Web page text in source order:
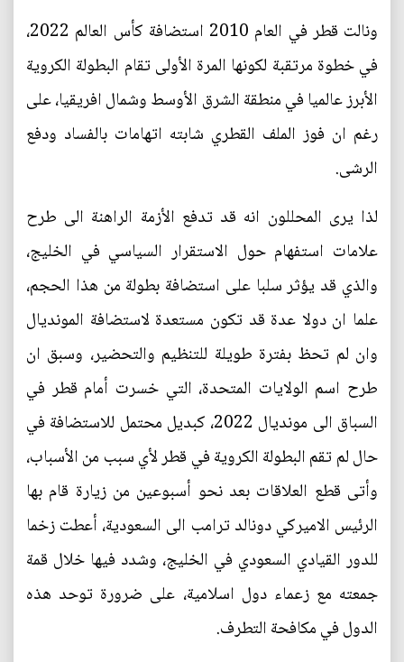
ونالت قطر في العام 2010 استضافة كأس العالم 2022،
في خطوة مرتقبة لكونها المرة الأولى تقام البطولة الكروية
الأبرز عالميا في منطقة الشرق الأوسط وشمال افريقيا، على
رغم ان فوز الملف القطري شابته اتهامات بالفساد ودفع
الرشى.
لذا يرى المحللون انه قد تدفع الأزمة الراهنة الى طرح
علامات استفهام حول الاستقرار السياسي في الخليج،
والذي قد يؤثر سلبا على استضافة بطولة من هذا الحجم،
علما ان دولا عدة قد تكون مستعدة لاستضافة المونديال
وان لم تحظ بفترة طويلة للتنظيم والتحضير، وسبق ان
طرح اسم الولايات المتحدة، التي خسرت أمام قطر في
السباق الى مونديال 2022، كبديل محتمل للاستضافة في
حال لم تقم البطولة الكروية في قطر لأي سبب من الأسباب،
وأتى قطع العلاقات بعد نحو أسبوعين من زيارة قام بها
الرئيس الاميركي دونالد ترامب الى السعودية، أعطت زخما
للدور القيادي السعودي في الخليج، وشدد فيها خلال قمة
جمعته مع زعماء دول اسلامية، على ضرورة توحد هذه
الدول في مكافحة التطرف.